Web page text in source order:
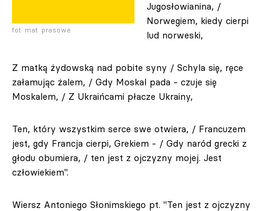
fot. mat. prasowe
Jugosłowianina, /
Norwegiem, kiedy cierpi
lud norweski,
Z matką żydowską nad pobite syny / Schyla się, ręce
załamując żalem, / Gdy Moskal pada - czuje się
Moskalem, / Z Ukraińcami płacze Ukrainy,
Ten, który wszystkim serce swe otwiera, / Francuzem
jest, gdy Francja cierpi, Grekiem - / Gdy naród grecki z
głodu obumiera, / ten jest z ojczyzny mojej. Jest
człowiekiem".
Wiersz Antoniego Słonimskiego pt. "Ten jest z ojczyzny